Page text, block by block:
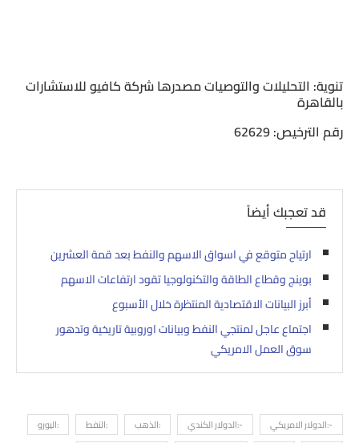
تنوية: التحليلات والتوصيات مصدرها شركة كافيو للاستشارات
بالقاهرة
رقم الترخيص: 62629
قد تعجبك أيضاً
ارتياح متوقع في اسواق الاسهم والنفط بعد قمة العشرين
بوينج وقطاع الطاقة والتكنولوجيا تقود ارتفاعات الاسهم
أبرز البيانات الاقتصادية المنتظرة خلال الأسبوع
اجتماع عاجل لمنتجي النفط وبيانات اوروبية تاريخية وتدهور
سوق العمل الامريكي
-:الدولار الامريكي -:الدولار الكندي :الذهب :النفط
:اليورو